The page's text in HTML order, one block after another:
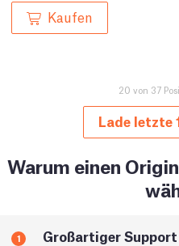
Kaufen
20 von 37
Lade letzte
Warum einen
1 Großartiger Support